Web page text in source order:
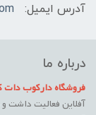
آدرس ایمیل:
درباره ما
فروشگاه دارکوب دات
آفلاین فعالیت داشت